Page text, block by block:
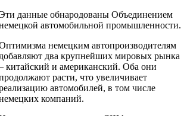
данные обнародованы Объединением
автомобильной промышленности.
немецким автопроизводителям
добавляют два крупнейших мировых рынка
китайский и американский. Оба они
расти, что увеличивает
автомобилей, в том числе
компаний.